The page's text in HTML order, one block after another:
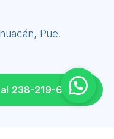
Pue.
238-219-6690